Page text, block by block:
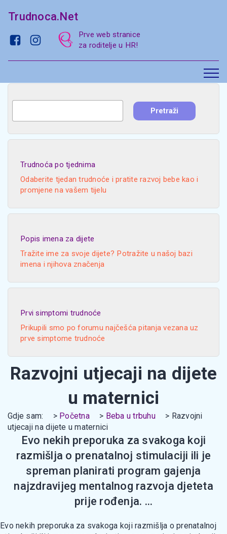
Trudnoca.Net
Prve web stranice
za roditelje u HR!
Trudnoća po tjednima
Odaberite tjedan trudnoće i pratite razvoj bebe kao i
promjene na vašem tijelu
Popis imena za dijete
Tražite ime za svoje dijete? Potražite u našoj bazi
imena i njihova značenja
Prvi simptomi trudnoće
Prikupili smo po forumu najčešća pitanja vezana uz
prve simptome trudnoće
Razvojni utjecaji na dijete
u maternici
Gdje sam: Početna Beba u trbuhu
Razvojni
utjecaji na dijete u maternici
Evo nekih preporuka za svakoga koji
razmišlja o prenatalnoj stimulaciji ili je
spreman planirati program gajenja
najzdravijeg mentalnog razvoja djeteta
prije rođenja. ...
Evo nekih preporuka za svakoga koji razmišlja o prenatalnoj